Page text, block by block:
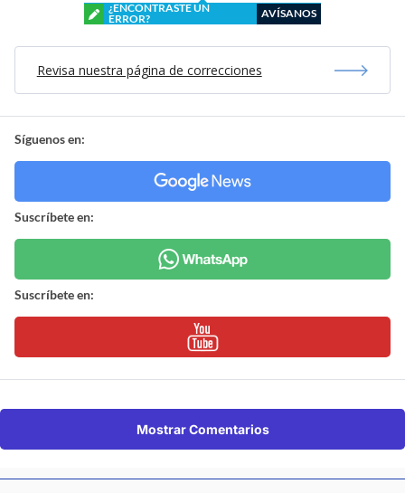
¿ENCONTRASTE UN
ERROR?
AVÍSANOS
Revisa nuestra página de correcciones
Síguenos en:
Suscríbete en:
Suscríbete en:
Mostrar Comentarios